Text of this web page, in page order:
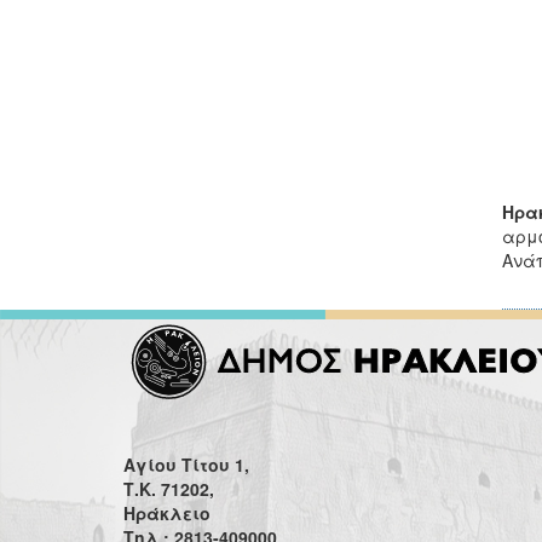
Αγίου Τίτου 1,
Τ.Κ. 71202,
Ηράκλειο
Τηλ.: 2813-409000